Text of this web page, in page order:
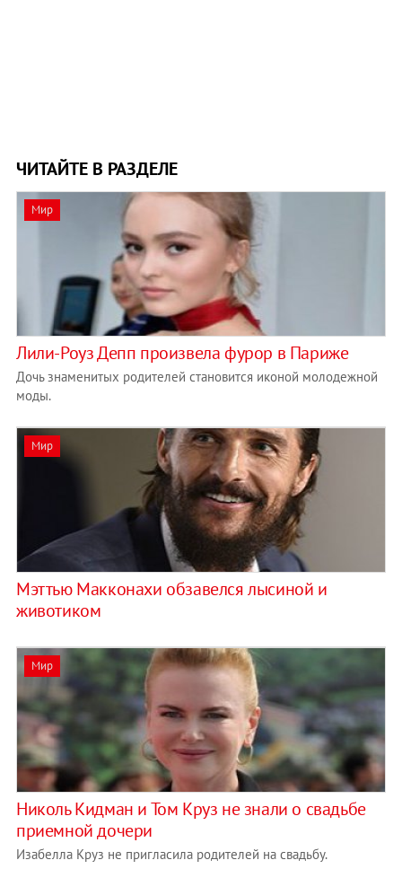
ЧИТАЙТЕ В РАЗДЕЛЕ
Мир
Лили-Роуз Депп произвела фурор в Париже
Дочь знаменитых родителей становится иконой молодежной
моды.
Мир
Мэттью Макконахи обзавелся лысиной и
животиком
Мир
Николь Кидман и Том Круз не знали о свадьбе
приемной дочери
Изабелла Круз не пригласила родителей на свадьбу.